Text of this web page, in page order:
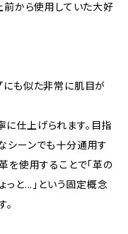
から使用していた大好
にも似た非常に肌目が
仕上げられます。目指
シーンでも十分通用す
を使用することで「革の
っと...」という固定概念